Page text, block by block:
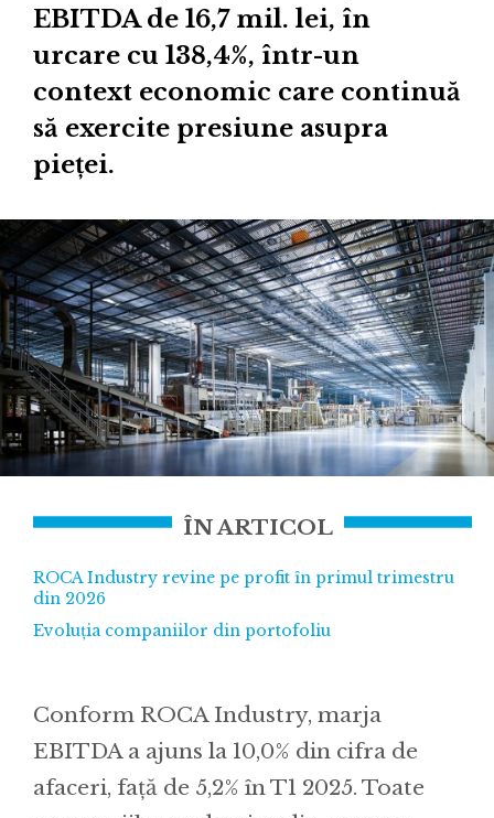
EBITDA de 16,7 mil. lei, în
urcare cu 138,4%, într-un
context economic care continuă
să exercite presiune asupra
pieței.
ÎN ARTICOL
ROCA Industry revine pe profit în primul trimestru
din 2026
Evoluția companiilor din portofoliu
Conform ROCA Industry, marja
EBITDA a ajuns la 10,0% din cifra de
afaceri, față de 5,2% în T1 2025. Toate